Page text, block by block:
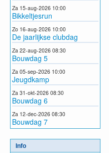
Za 15-aug-2026 10:00
Bikkeltjesrun
Zo 16-aug-2026 10:00
De jaarlijkse clubdag
Za 22-aug-2026 08:30
Bouwdag 5
Za 05-sep-2026 10:00
Jeugdkamp
Za 31-okt-2026 08:30
Bouwdag 6
Za 12-dec-2026 08:30
Bouwdag 7
Info